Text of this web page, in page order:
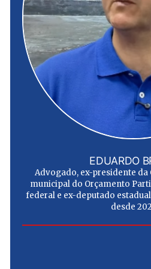
EDUARDO
Advogado, ex-presidente da
municipal do Orçamento
federal e ex-deputado
desde